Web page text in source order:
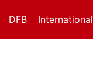
DFB International